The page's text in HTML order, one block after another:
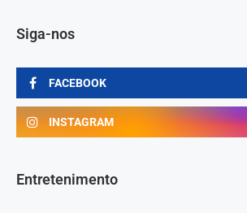
Siga-nos
FACEBOOK
INSTAGRAM
Entretenimento